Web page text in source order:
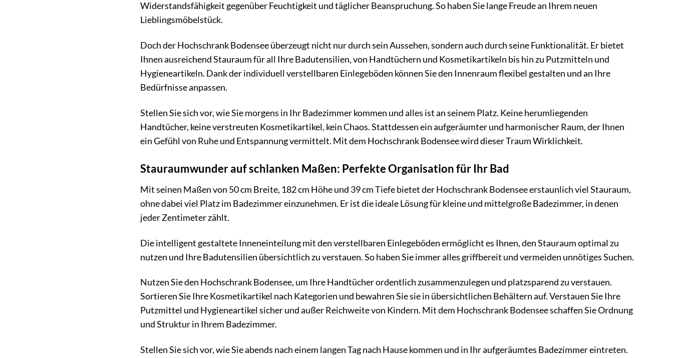
Widerstandsfähigkeit gegenüber Feuchtigkeit und täglicher Beanspruchung. So haben Sie lange Freude an Ihrem neuen
Lieblingsmöbelstück.
Doch der Hochschrank Bodensee überzeugt nicht nur durch sein Aussehen, sondern auch durch seine Funktionalität. Er bietet
Ihnen ausreichend Stauraum für all Ihre Badutensilien, von Handtüchern und Kosmetikartikeln bis hin zu Putzmitteln und
Hygieneartikeln. Dank der individuell verstellbaren Einlegeböden können Sie den Innenraum flexibel gestalten und an Ihre
Bedürfnisse anpassen.
Stellen Sie sich vor, wie Sie morgens in Ihr Badezimmer kommen und alles ist an seinem Platz. Keine herumliegenden
Handtücher, keine verstreuten Kosmetikartikel, kein Chaos. Stattdessen ein aufgeräumter und harmonischer Raum, der Ihnen
ein Gefühl von Ruhe und Entspannung vermittelt. Mit dem Hochschrank Bodensee wird dieser Traum Wirklichkeit.
Stauraumwunder auf schlanken Maßen: Perfekte Organisation für Ihr Bad
Mit seinen Maßen von 50 cm Breite, 182 cm Höhe und 39 cm Tiefe bietet der Hochschrank Bodensee erstaunlich viel Stauraum,
ohne dabei viel Platz im Badezimmer einzunehmen. Er ist die ideale Lösung für kleine und mittelgroße Badezimmer, in denen
jeder Zentimeter zählt.
Die intelligent gestaltete Inneneinteilung mit den verstellbaren Einlegeböden ermöglicht es Ihnen, den Stauraum optimal zu
nutzen und Ihre Badutensilien übersichtlich zu verstauen. So haben Sie immer alles griffbereit und vermeiden unnötiges Suchen.
Nutzen Sie den Hochschrank Bodensee, um Ihre Handtücher ordentlich zusammenzulegen und platzsparend zu verstauen.
Sortieren Sie Ihre Kosmetikartikel nach Kategorien und bewahren Sie sie in übersichtlichen Behältern auf. Verstauen Sie Ihre
Putzmittel und Hygieneartikel sicher und außer Reichweite von Kindern. Mit dem Hochschrank Bodensee schaffen Sie Ordnung
und Struktur in Ihrem Badezimmer.
Stellen Sie sich vor, wie Sie abends nach einem langen Tag nach Hause kommen und in Ihr aufgeräumtes Badezimmer eintreten.